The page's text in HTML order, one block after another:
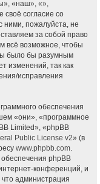
«наш», «»,
своё согласие со
ними, пожалуйста, не
за собой право
всё возможное, чтобы
было бы разумным
изменений, так как
исправления
обеспечения
«они», «программное
Limited», «phpBB
Public License v2» (в
www.phpbb.com.
phpBB
конференций, и
что администрация